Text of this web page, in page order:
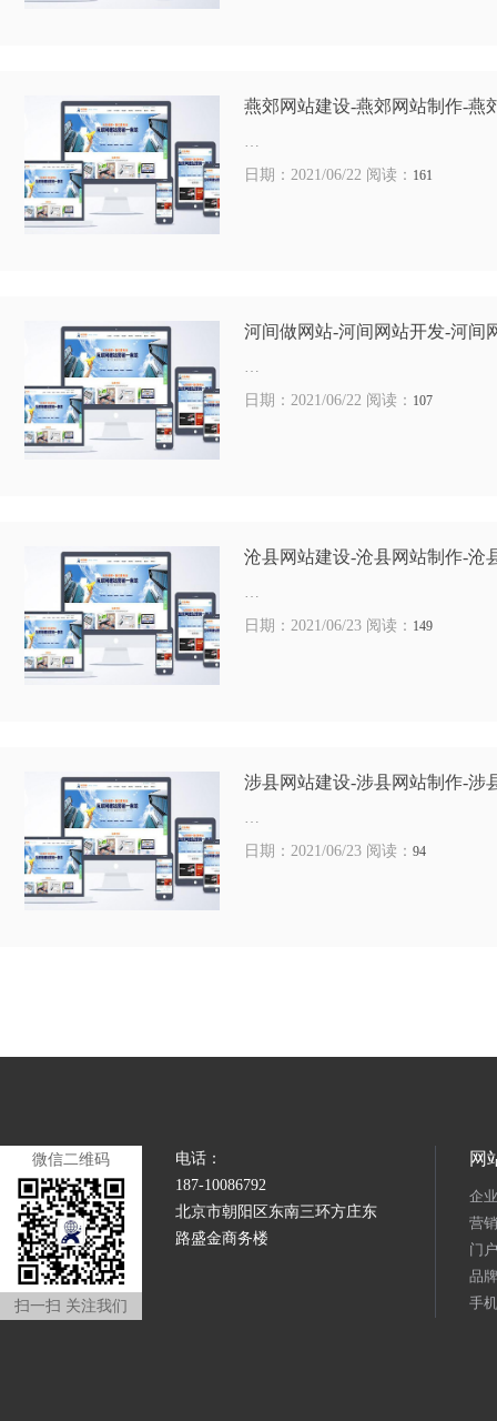
燕郊网站建设-燕郊网站制作-
…
日期：2021/06/22 阅读： 161
河间做网站-河间网站开发-河
…
日期：2021/06/22 阅读： 107
沧县网站建设-沧县网站制作-
…
日期：2021/06/23 阅读： 149
涉县网站建设-涉县网站制作-
…
日期：2021/06/23 阅读： 94
微信二维码
扫一扫 关注我们
电话：
187-10086792
北京市朝阳区东南三环方庄东
路盛金商务楼
网
企
营
门
品
手